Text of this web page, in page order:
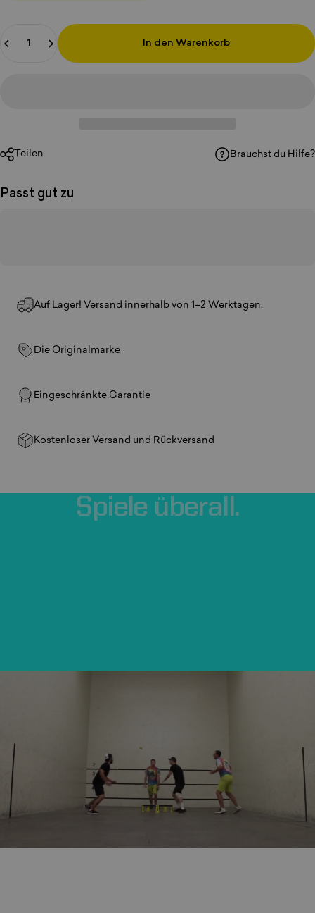
In den Warenkorb
Teilen Brauchst du Hilfe?
Passt gut zu
Auf Lager! Versand innerhalb von 1–2 Werktagen.
Die Originalmarke
Eingeschränkte Garantie
Kostenloser Versand und Rückversand
Spiele überall.